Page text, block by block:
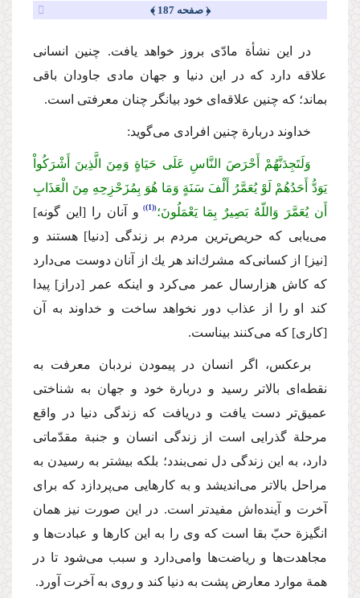
﴿ صفحه 187 ﴾
در این نشأة مادّی بروز خواهد یافت. چنین انسانی
علاقه دارد كه در این دنیا و جهان مادی جاودان باقی
بماند؛ كه چنین علاقه‌ای خود بیانگر چنان معرفتی است.
خداوند دربارة چنین افرادی می‌گوید:
وَلَتَجِدَنَّهُمْ أَحْرَصَ النَّاسِ عَلَى حَیَاةٍ وَمِنَ الَّذِینَ أَشْرَكُواْ
یَوَدُّ أَحَدُهُمْ لَوْ یُعَمَّرُ أَلْفَ سَنَةٍ وَمَا هُوَ بِمُزَحْزِحِهِ مِنَ الْعَذَابِ
أَن یُعَمَّرَ وَاللّهُ بَصِیرٌ بِمَا یَعْمَلُونَ؛ (1)
و آنان را [این گونه]
می‌یابی كه حریص‌ترین مردم بر زندگی [دنیا] هستند و
[نیز] از كسانی‌كه مشرك‌اند هر یك از آنان دوست می‌دارد
كه كاش هزارسال عمر می‌كرد و اینكه عمر [دراز] پیدا
كند او را از عذاب دور نخواهد ساخت و خداوند به آن
[كاری] كه می‌كنند بیناست.
برعكس، اگر انسان در پیمودن نردبان معرفت به
نقطه‌ای بالاتر رسید و دربارة خود و جهان به شناختی
عمیق‌تر دست یافت و دریافت كه زندگی دنیا در واقع
مرحلة گذرایی است از زندگی انسان و جنبة مقدّماتی
دارد، به این زندگی دل نمی‌بندد؛ بلكه بیشتر به رسیدن به
مراحل بالاتر می‌اندیشد و به كارهایی می‌پردازد كه برای
آخرت و آینده‌اش مفیدتر است. در این صورت نیز همان
انگیزة حبّ بقا است كه وی را به این كارها و عبادت‌ها و
مجاهدت‌ها و ریاضت‌ها وامی‌دارد و سبب می‌شود تا در
همة موارد معارض پشت به دنیا كند و روی به آخرت آورد.